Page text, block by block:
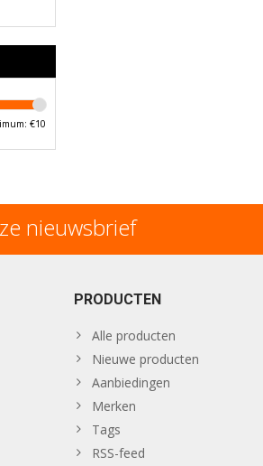
€10
nieuwsbrief
PRODUCTEN
Alle producten
Nieuwe producten
Aanbiedingen
Merken
Tags
RSS-feed